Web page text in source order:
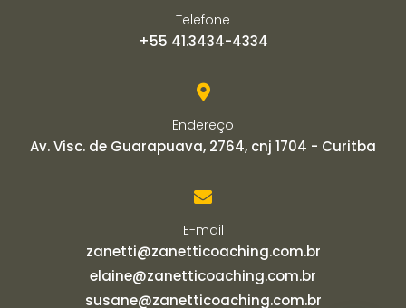
Telefone
+55 41.3434-4334
Endereço
Av. Visc. de Guarapuava, 2764, cnj 1704 - Curitba
E-mail
zanetti@zanetticoaching.com.br
elaine@zanetticoaching.com.br
susane@zanetticoaching.com.br